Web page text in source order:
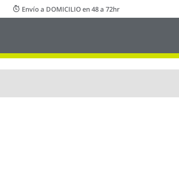
Envío a DOMICILIO en 48 a 72hr